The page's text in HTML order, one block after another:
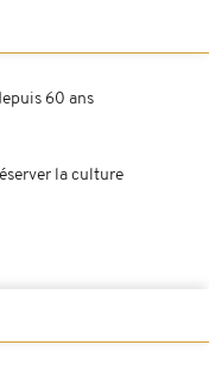
60 ans
la culture